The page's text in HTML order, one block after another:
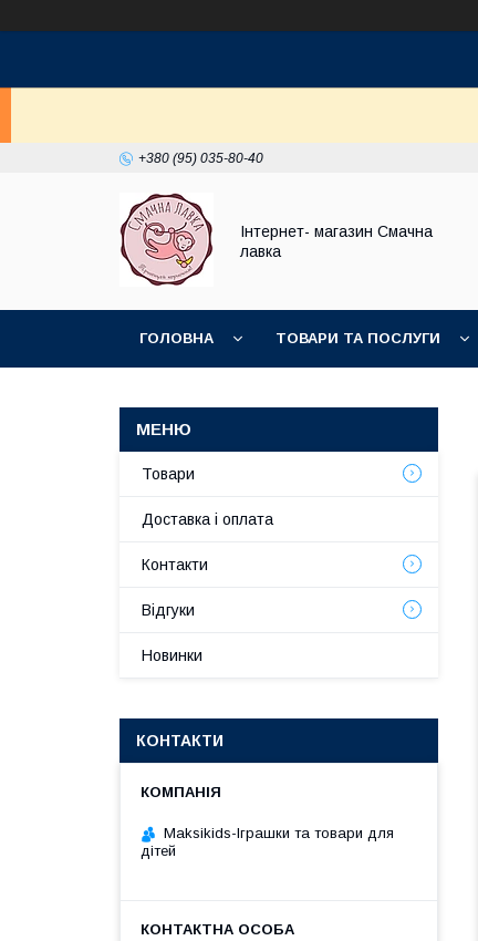
+380 (95) 035-80-40
Інтернет- магазин Смачна
лавка
ГОЛОВНА ТОВАРИ ТА ПОСЛУГИ
Товари
Доставка і оплата
Контакти
Відгуки
Новинки
КОНТАКТИ
Maksikids-Іграшки та товари для
дітей